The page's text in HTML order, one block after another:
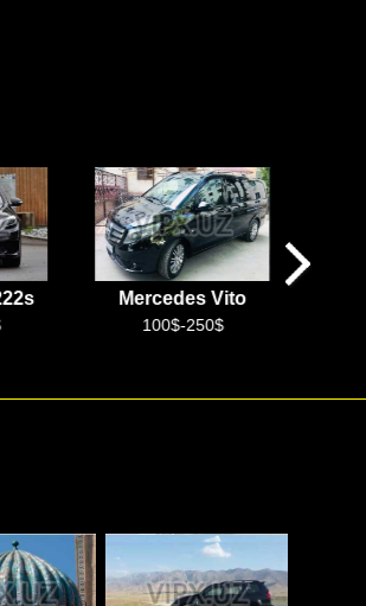
Mercedes Vito